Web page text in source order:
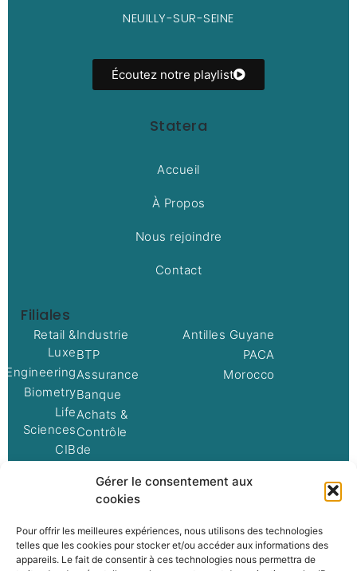
Gérer le consentement aux
cookies
Pour offrir les meilleures expériences, nous utilisons des technologies
telles que les cookies pour stocker et/ou accéder aux informations des
appareils. Le fait de consentir à ces technologies nous permettra de
NEUILLY-SUR-SEINE
Écoutez notre playlist
Statera
Accueil
À Propos
Nous rejoindre
Contact
Filiales
Retail &
Luxe
Biometry
Life
Sciences
CIB
Industrie
BTP
Assurance
Banque
Achats &
Contrôle
de
Technologies
Antilles Guyane
PACA
Morocco
Social